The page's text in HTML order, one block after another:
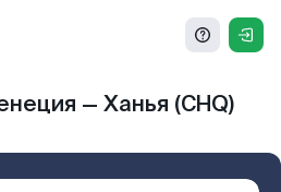
— Ханья (CHQ)